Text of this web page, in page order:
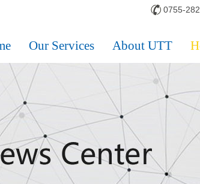
0755-
Our Services About UTT